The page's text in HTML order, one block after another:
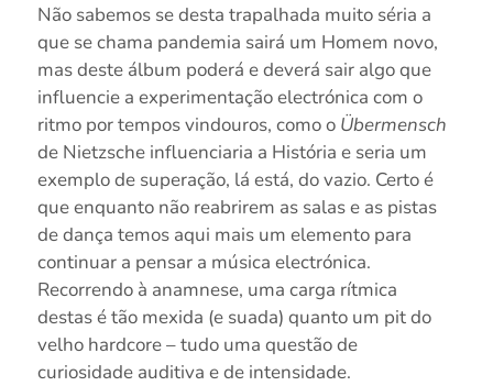
Não sabemos se desta trapalhada muito séria a
que se chama pandemia sairá um Homem novo,
mas deste álbum poderá e deverá sair algo que
influencie a experimentação electrónica com o
ritmo por tempos vindouros, como o Übermensch
de Nietzsche influenciaria a História e seria um
exemplo de superação, lá está, do vazio. Certo é
que enquanto não reabrirem as salas e as pistas
de dança temos aqui mais um elemento para
continuar a pensar a música electrónica.
Recorrendo à anamnese, uma carga rítmica
destas é tão mexida (e suada) quanto um pit do
velho hardcore – tudo uma questão de
curiosidade auditiva e de intensidade.